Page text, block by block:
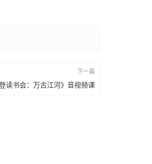
下一篇
登读书会：万古江河》音视频课